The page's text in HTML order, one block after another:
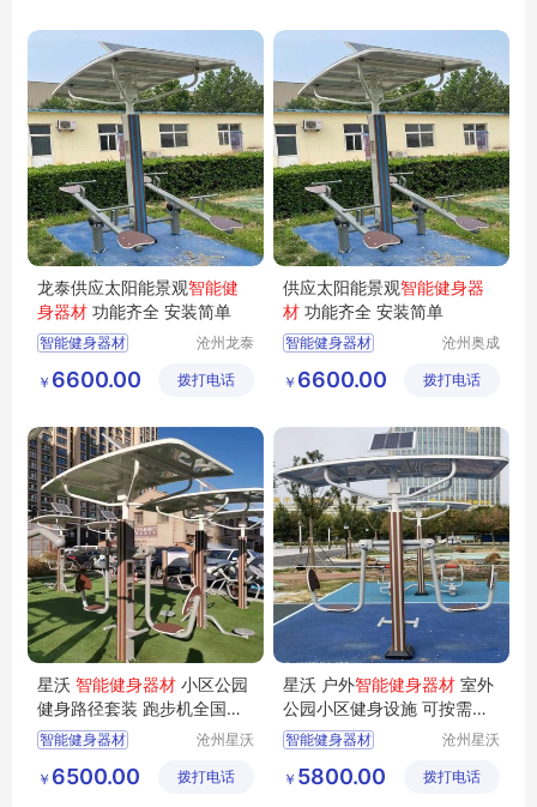
景观智能健身器材
龙泰供应太阳能景观智能健
身器材 功能齐全 安装简单
智能健身器材
太阳能景观健身器材
智能健身器材价格
沧州龙泰
有限公司
￥ 6600.00 拨打电话
供应太阳能景观智能健身器
材 功能齐全 安装简单
智能健身器材
太阳能景观健身器材
智能健身器材价格
沧州奥成
制造有限
￥ 6600.00 拨打电话
星沃 智能健身器材 小区公园
健身路径套装 跑步机全国发
货
智能健身器材
智能健身器材价格
沧州星沃
有限公司
￥ 6500.00 拨打电话
星沃 户外智能健身器材 室外
公园小区健身设施 可按需定
制
智能健身器材
智能健身器材厂家
沧州星沃
有限公司
￥ 5800.00 拨打电话